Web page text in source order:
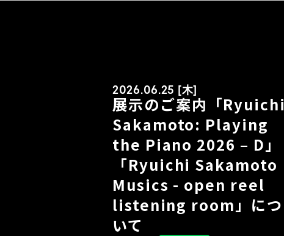
2026.06.25 [木]
展示のご案内「Ryuichi
Sakamoto: Playing
the Piano 2026 – D」
「Ryuichi Sakamoto
Musics - open reel
listening room」につ
いて